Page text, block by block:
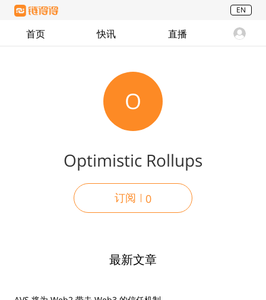
EN
首页 快讯 直播
O
Optimistic Rollups
订阅 0
最新文章